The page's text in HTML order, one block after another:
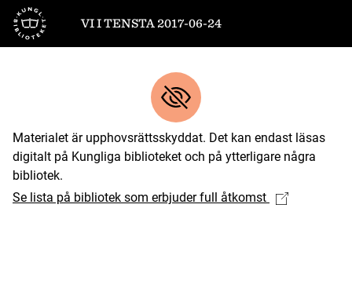
Till startsidan
VI I TENSTA 2017-06-24
Materialet är upphovsrättsskyddat. Det kan endast läsas
digitalt på Kungliga biblioteket och på ytterligare några
bibliotek.
Se lista på bibliotek som erbjuder full åtkomst